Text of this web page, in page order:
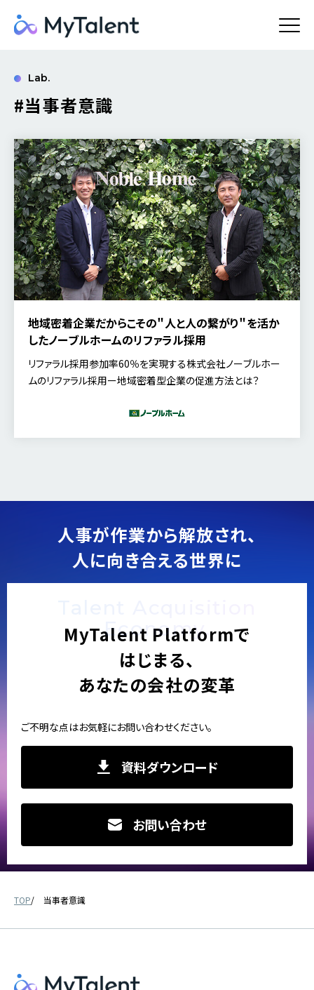
Lab.
#当事者意識
地域密着企業だからこその＂人と人の繋がり＂を活か
したノーブルホームのリファラル採用
リファラル採用参加率60％を実現する株式会社ノーブルホー
ムのリファラル採用ー地域密着型企業の促進方法とは？
人事が作業から解放され、
人に向き合える世界に
Economy.
MyTalent Platformで
はじまる、
あなたの会社の変革
ご不明な点はお気軽にお問い合わせください。
資料ダウンロード
お問い合わせ
TOP 当事者意識